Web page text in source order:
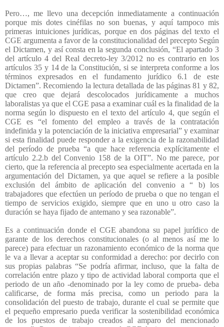
Pero…, me llevo una decepción inmediatamente a continuación
porque mis dotes cinéfilas no son buenas, y aquí tampoco mis
primeras intuiciones jurídicas, porque en dos páginas del texto el
CGE argumenta a favor de la constitucionalidad del precepto Según
el Dictamen, y así consta en la segunda conclusión, “El apartado 3
del artículo 4 del Real decreto-ley 3/2012 no es contrario en los
artículos 35 y 14 de la Constitución, si se interpreta conforme a los
términos expresados en el fundamento jurídico 6.1 de este
Dictamen”. Recomiendo la lectura detallada de las páginas 81 y 82,
que creo que dejará descolocados jurídicamente a muchos
laboralistas ya que el CGE pasa a examinar cuál es la finalidad de la
norma según lo dispuesto en el texto del artículo 4, que según el
CGE es “el fomento del empleo a través de la contratación
indefinida y la potenciación de la iniciativa empresarial” y examinar
si esta finalidad puede responder a la exigencia de la razonabilidad
del período de prueba “a que hace referencia explícitamente el
artículo 2.2.b del Convenio 158 de la OIT”. No me parece, por
cierto, que la referencia al precepto sea especialmente acertada en la
argumentación del Dictamen, ya que aquel se refiere a la posible
exclusión del ámbito de aplicación del convenio a “ b) los
trabajadores que efectúen un período de prueba o que no tengan el
tiempo de servicios exigido, siempre que en uno u otro caso la
duración se haya fijado de antemano y sea razonable”.
Es a continuación donde el CGE abandona su papel jurídico de
garante de los derechos constitucionales (o al menos así me lo
parece) para efectuar un razonamiento económico de la norma que
le va a llevar a aceptar su conformidad a derecho: por decirlo con
sus propias palabras “Se podría afirmar, incluso, que la falta de
correlación entre plazo y tipo de actividad laboral comporta que el
periodo de un año -denominado por la ley como de prueba- deba
calificarse, de forma más precisa, como un periodo para la
consolidación del puesto de trabajo, durante el cual se permite que
el pequeño empresario pueda verificar la sostenibilidad económica
de los puestos de trabajo creados al amparo del mencionado